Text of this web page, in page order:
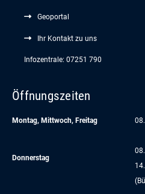
Geoportal
Ihr Kontakt zu uns
Infozentrale: 07251 790
Öffnungszeiten
Montag, Mittwoch, Freitag
Donnerstag